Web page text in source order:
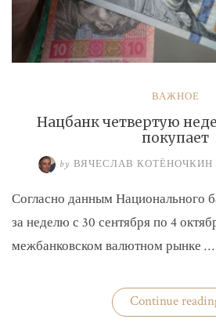
ВАЖНОЕ
Нацбанк четвертую
покупает
by ВЯЧЕСЛАВ КОТЁНОЧКИН
Согласно данным Национального
за неделю с 30 сентября по 4
межбанковском валютном рынке …
Continue